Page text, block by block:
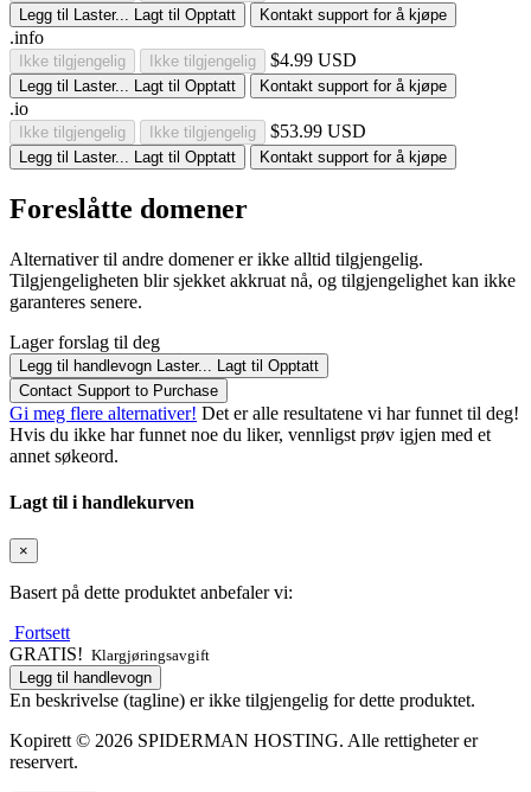
Legg til Laster... Lagt til Opptatt Kontakt support for å kjøpe
.info
Ikke tilgjengelig Ikke tilgjengelig $4.99 USD
Legg til Laster... Lagt til Opptatt Kontakt support for å kjøpe
.io
Ikke tilgjengelig Ikke tilgjengelig $53.99 USD
Legg til Laster... Lagt til Opptatt Kontakt support for å kjøpe
Foreslåtte domener
Alternativer til andre domener er ikke alltid tilgjengelig.
Tilgjengeligheten blir sjekket akkruat nå, og tilgjengelighet kan ikke
garanteres senere.
Lager forslag til deg
Legg til handlevogn Laster... Lagt til Opptatt
Contact Support to Purchase
Gi meg flere alternativer! Det er alle resultatene vi har funnet til deg!
Hvis du ikke har funnet noe du liker, vennligst prøv igjen med et
annet søkeord.
Lagt til i handlekurven
×
Basert på dette produktet anbefaler vi:
Fortsett
GRATIS! Klargjøringsavgift
Legg til handlevogn
En beskrivelse (tagline) er ikke tilgjengelig for dette produktet.
Kopirett © 2026 SPIDERMAN HOSTING. Alle rettigheter er
reservert.